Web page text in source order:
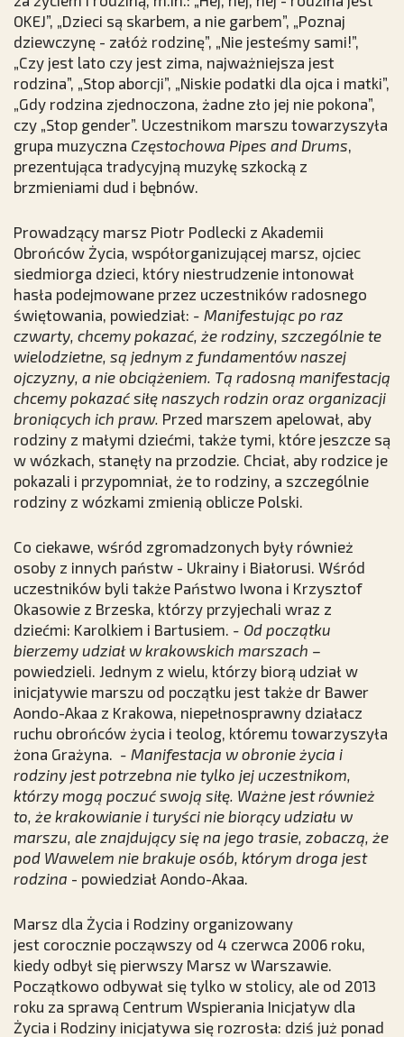
OKEJ”, „Dzieci są skarbem, a nie garbem”, „Poznaj
dziewczynę - załóż rodzinę”, „Nie jesteśmy sami!”,
„Czy jest lato czy jest zima, najważniejsza jest
rodzina”, „Stop aborcji”, „Niskie podatki dla ojca i matki”,
„Gdy rodzina zjednoczona, żadne zło jej nie pokona”,
czy „Stop gender”. Uczestnikom marszu towarzyszyła
grupa muzyczna Częstochowa Pipes and Drums
prezentująca tradycyjną muzykę szkocką z
brzmieniami dud i bębnów.
Prowadzący marsz Piotr Podlecki z Akademii
Obrońców Życia, współorganizującej marsz, ojciec
siedmiorga dzieci, który niestrudzenie intonował
hasła podejmowane przez uczestników radosnego
świętowania, powiedział: - Manifestując po raz
czwarty, chcemy pokazać, że rodziny, szczególnie te
wielodzietne, są jednym z fundamentów naszej
ojczyzny, a nie obciążeniem. Tą radosną manifestacją
chcemy pokazać siłę naszych rodzin oraz organizacji
broniących ich praw. Przed marszem apelował, aby
rodziny z małymi dziećmi, także tymi, które jeszcze są
w wózkach, stanęły na przodzie. Chciał, aby rodzice je
pokazali i przypomniał, że to rodziny, a szczególnie
rodziny z wózkami zmienią oblicze Polski.
Co ciekawe, wśród zgromadzonych były również
osoby z innych państw - Ukrainy i Białorusi. Wśród
uczestników byli także Państwo Iwona i Krzysztof
Okasowie z Brzeska, którzy przyjechali wraz z
dziećmi: Karolkiem i Bartusiem. - Od początku
bierzemy udział w krakowskich marszach –
powiedzieli. Jednym z wielu, którzy biorą udział w
inicjatywie marszu od początku jest także dr Bawer
Aondo-Akaa z Krakowa, niepełnosprawny działacz
ruchu obrońców życia i teolog, któremu towarzyszyła
żona Grażyna. - Manifestacja w obronie życia i
rodziny jest potrzebna nie tylko jej uczestnikom,
którzy mogą poczuć swoją siłę. Ważne jest również
to, że krakowianie i turyści nie biorący udziału w
marszu, ale znajdujący się na jego trasie, zobaczą, że
pod Wawelem nie brakuje osób, którym droga jest
rodzina - powiedział Aondo-Akaa.
Marsz dla Życia i Rodziny organizowany
jest corocznie począwszy od 4 czerwca 2006 roku,
kiedy odbył się pierwszy Marsz w Warszawie.
Początkowo odbywał się tylko w stolicy, ale od 2013
roku za sprawą Centrum Wspierania Inicjatyw dla
Życia i Rodziny inicjatywa się rozrosła: dziś już ponad